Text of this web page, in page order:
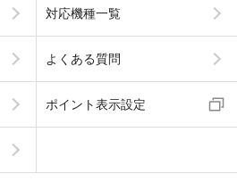
対応機種一覧
よくある質問
ポイント表示設定